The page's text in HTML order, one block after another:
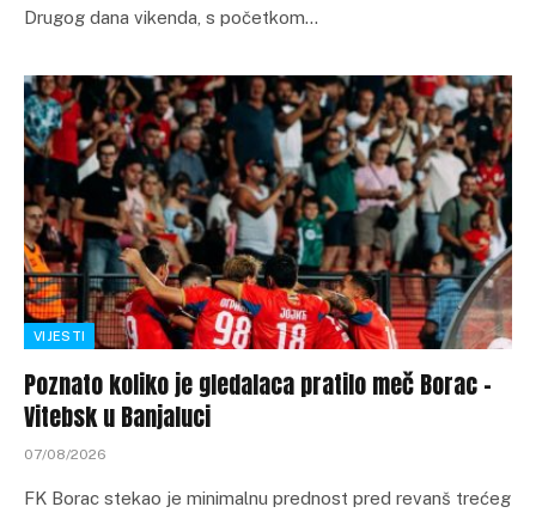
Drugog dana vikenda, s početkom…
VIJESTI
Poznato koliko je gledalaca pratilo meč Borac –
Vitebsk u Banjaluci
07/08/2026
FK Borac stekao je minimalnu prednost pred revanš trećeg